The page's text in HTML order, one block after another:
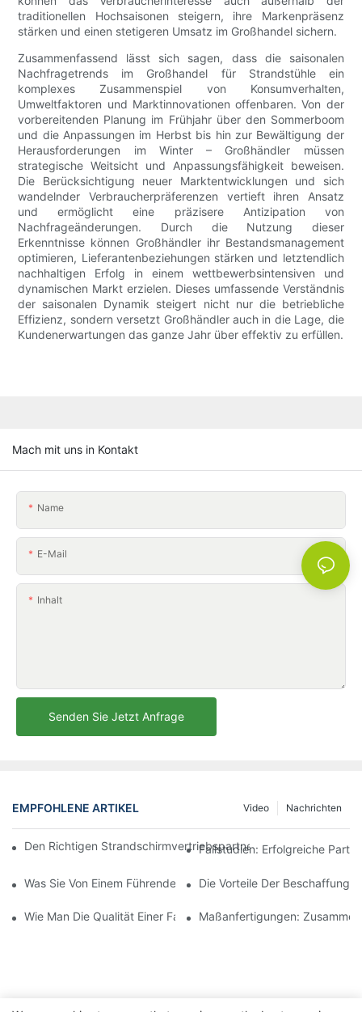
traditionellen Hochsaisonen steigern, ihre Markenpräsenz
stärken und einen stetigeren Umsatz im Großhandel sichern.
Zusammenfassend lässt sich sagen, dass die saisonalen
Nachfragetrends im Großhandel für Strandstühle ein
komplexes Zusammenspiel von Konsumverhalten,
Umweltfaktoren und Marktinnovationen offenbaren. Von der
vorbereitenden Planung im Frühjahr über den Sommerboom
und die Anpassungen im Herbst bis hin zur Bewältigung der
Herausforderungen im Winter – Großhändler müssen
strategische Weitsicht und Anpassungsfähigkeit beweisen.
Die Berücksichtigung neuer Marktentwicklungen und sich
wandelnder Verbraucherpräferenzen vertieft ihren Ansatz
und ermöglicht eine präzisere Antizipation von
Nachfrageänderungen. Durch die Nutzung dieser
Erkenntnisse können Großhändler ihr Bestandsmanagement
optimieren, Lieferantenbeziehungen stärken und letztendlich
nachhaltigen Erfolg in einem wettbewerbsintensiven und
dynamischen Markt erzielen. Dieses umfassende Verständnis
der saisonalen Dynamik steigert nicht nur die betriebliche
Effizienz, sondern versetzt Großhändler auch in die Lage, die
Kundenerwartungen das ganze Jahr über effektiv zu erfüllen.
Mach mit uns in Kontakt
Name
E-Mail
Inhalt
Senden Sie Jetzt Anfrage
EMPFOHLENE ARTIKEL Nachrichten
Video
Den Richtigen Strandschirmvertriebspartner Für Ihre
Fallstudien: Erfolgreiche
Was Sie Von Einem Führenden Hersteller Von Outdoor-
Die Vorteile Der Beschaffung
Wie Man Die Qualität Einer Fabrik Für Outdoor-Loungesessel
Maßanfertigungen: